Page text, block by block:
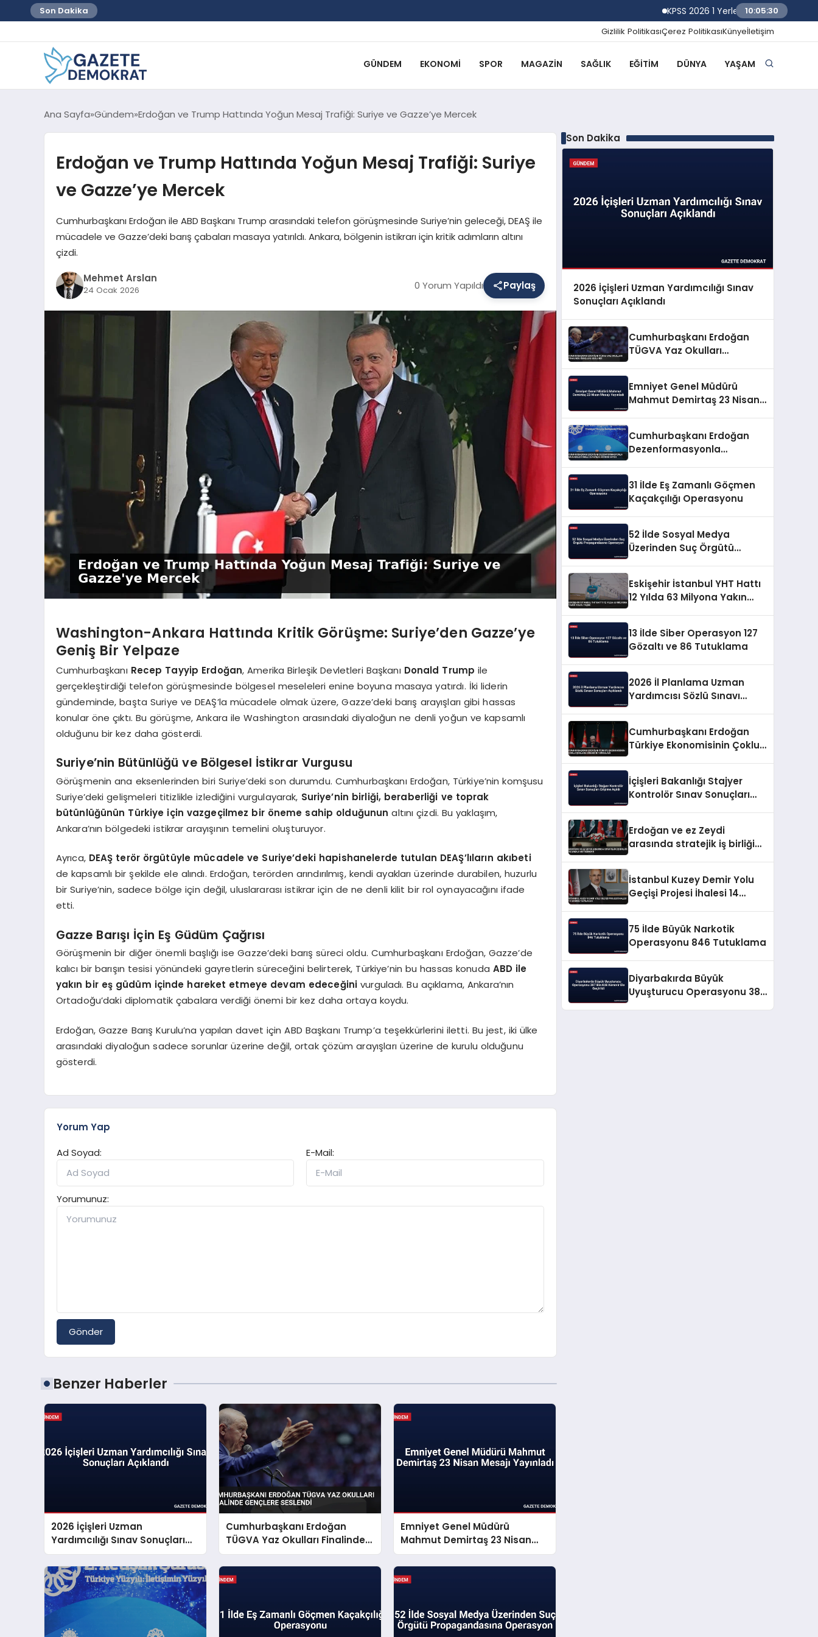
Son Dakika KPSS 2026 1 Yerleştirme Sonuçlarına
10:05:31
Gizlilik PolitikasıÇerez PolitikasıKünyeİletişim
GÜNDEM EKONOMI SPOR MAGAZIN SAĞLIK EĞITIM DÜNYA YAŞAM
Ana Sayfa Gündem Erdoğan ve Trump Hattında Yoğun Mesaj Trafiği: Suriye ve Gazze’ye Mercek
Erdoğan ve Trump Hattında Yoğun Mesaj Trafiği: Suriye
ve Gazze’ye Mercek
Cumhurbaşkanı Erdoğan ile ABD Başkanı Trump arasındaki telefon görüşmesinde Suriye’nin geleceği, DEAŞ ile
mücadele ve Gazze’deki barış çabaları masaya yatırıldı. Ankara, bölgenin istikrarı için kritik adımların altını
çizdi.
Mehmet Arslan
24 Ocak 2026 0 Yorum Yapıldı Paylaş
Washington-Ankara Hattında Kritik Görüşme: Suriye’den Gazze’ye
Geniş Bir Yelpaze
Cumhurbaşkanı Recep Tayyip Erdoğan, Amerika Birleşik Devletleri Başkanı Donald Trump ile
gerçekleştirdiği telefon görüşmesinde bölgesel meseleleri enine boyuna masaya yatırdı. İki liderin
gündeminde, başta Suriye ve DEAŞ’la mücadele olmak üzere, Gazze’deki barış arayışları gibi hassas
konular öne çıktı. Bu görüşme, Ankara ile Washington arasındaki diyaloğun ne denli yoğun ve kapsamlı
olduğunu bir kez daha gösterdi.
Suriye’nin Bütünlüğü ve Bölgesel İstikrar Vurgusu
Görüşmenin ana eksenlerinden biri Suriye’deki son durumdu. Cumhurbaşkanı Erdoğan, Türkiye’nin komşusu
Suriye’deki gelişmeleri titizlikle izlediğini vurgulayarak, Suriye’nin birliği, beraberliği ve toprak
bütünlüğünün Türkiye için vazgeçilmez bir öneme sahip olduğunun altını çizdi. Bu yaklaşım,
Ankara’nın bölgedeki istikrar arayışının temelini oluşturuyor.
Ayrıca, DEAŞ terör örgütüyle mücadele ve Suriye’deki hapishanelerde tutulan DEAŞ’lıların akıbeti
de kapsamlı bir şekilde ele alındı. Erdoğan, terörden arındırılmış, kendi ayakları üzerinde durabilen, huzurlu
bir Suriye’nin, sadece bölge için değil, uluslararası istikrar için de ne denli kilit bir rol oynayacağını ifade
etti.
Gazze Barışı İçin Eş Güdüm Çağrısı
Görüşmenin bir diğer önemli başlığı ise Gazze’deki barış süreci oldu. Cumhurbaşkanı Erdoğan, Gazze’de
kalıcı bir barışın tesisi yönündeki gayretlerin süreceğini belirterek, Türkiye’nin bu hassas konuda ABD ile
yakın bir eş güdüm içinde hareket etmeye devam edeceğini vurguladı. Bu açıklama, Ankara’nın
Ortadoğu’daki diplomatik çabalara verdiği önemi bir kez daha ortaya koydu.
Erdoğan, Gazze Barış Kurulu’na yapılan davet için ABD Başkanı Trump’a teşekkürlerini iletti. Bu jest, iki ülke
arasındaki diyaloğun sadece sorunlar üzerine değil, ortak çözüm arayışları üzerine de kurulu olduğunu
gösterdi.
Yorum Yap
Ad Soyad:
E-Mail:
Yorumunuz:
Gönder
Benzer Haberler
2026 İçişleri Uzman
Yardımcılığı Sınav Sonuçları
Açıklandı
Cumhurbaşkanı Erdoğan
TÜGVA Yaz Okulları Finalinde
Gençlere Seslendi
Emniyet Genel Müdürü
Mahmut Demirtaş 23 Nisan
Mesajı Yayınladı
Son Dakika
2026 İçişleri Uzman Yardımcılığı Sınav
Sonuçları Açıklandı
Cumhurbaşkanı Erdoğan
TÜGVA Yaz Okulları
Emniyet Genel Müdürü
Mahmut Demirtaş 23 Nisan
Cumhurbaşkanı Erdoğan
Dezenformasyonla
31 İlde Eş Zamanlı Göçmen
Kaçakçılığı Operasyonu
52 İlde Sosyal Medya
Üzerinden Suç Örgütü
Eskişehir İstanbul YHT Hattı
12 Yılda 63 Milyona Yakın
13 İlde Siber Operasyon 127
Gözaltı ve 86 Tutuklama
2026 İl Planlama Uzman
Yardımcısı Sözlü Sınavı
Cumhurbaşkanı Erdoğan
Türkiye Ekonomisinin Çoklu
İçişleri Bakanlığı Stajyer
Kontrolör Sınav Sonuçları
Erdoğan ve ez Zeydi
arasında stratejik iş birliği
İstanbul Kuzey Demir Yolu
Geçişi Projesi İhalesi 14
75 İlde Büyük Narkotik
Operasyonu 846 Tutuklama
Diyarbakırda Büyük
Uyuşturucu Operasyonu 387